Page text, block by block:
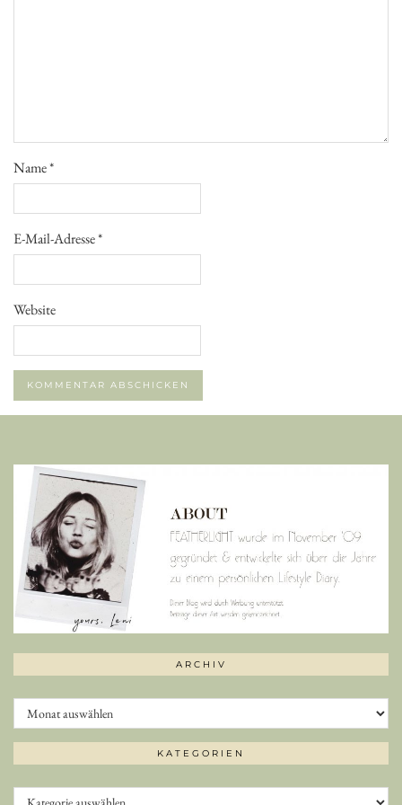
Name*
E-Mail-Adresse*
Website
ARCHIV
Archiv
KATEGORIEN
Kategorien